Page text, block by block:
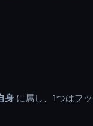
身 に属し、1つはフ